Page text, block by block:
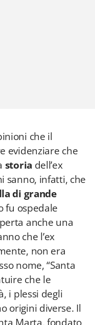
che il
evidenziare che
storia dell’ex
sanno, infatti, che
di grande
fu ospedale
anche una
che l’ex
non era
nome, “Santa
che le
i plessi degli
origini diverse. Il